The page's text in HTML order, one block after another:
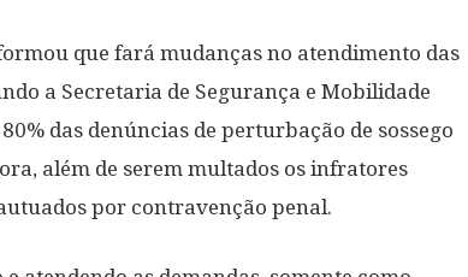
que fará mudanças no atendimento das
a Secretaria de Segurança e Mobilidade
das denúncias de perturbação de sossego
além de serem multados os infratores
por contravenção penal.